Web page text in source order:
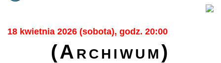
18 kwietnia 2026 (sobota), godz. 20:00
(Archiwum)